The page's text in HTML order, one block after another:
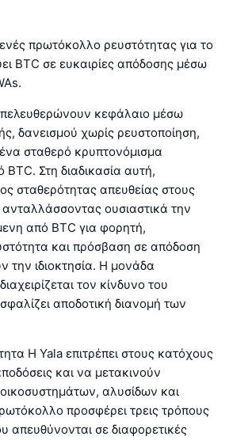
πρωτόκολλο ρευστότητας για το
BTC σε ευκαιρίες απόδοσης μέσω
κεφάλαιο μέσω
δανεισμού χωρίς ρευστοποίηση,
σταθερό κρυπτονόμισμα
Στη διαδικασία αυτή,
σταθερότητας απευθείας στους
ουσιαστικά την
από BTC για φορητή,
και πρόσβαση σε απόδοση
την ιδιοκτησία. Η μονάδα
τον κίνδυνο του
αποδοτική διανομή των
Η Yala επιτρέπει στους κατόχους
και να μετακινούν
αλυσίδων και
προσφέρει τρεις τρόπους
απευθύνονται σε διαφορετικές